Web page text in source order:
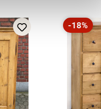
Rabatt
-18%